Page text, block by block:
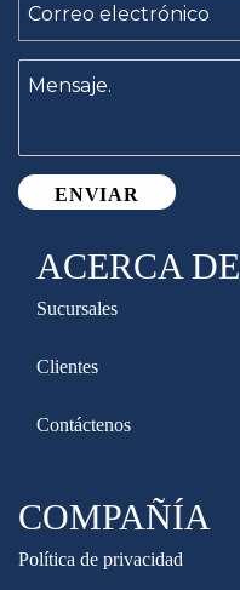
ACERCA DE
Sucursales
Clientes
Contáctenos
COMPAÑÍA
Política de privacidad